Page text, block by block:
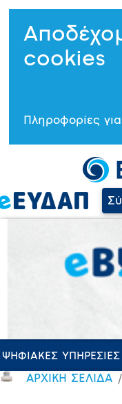
cookies
Πληροφορίες
ΨΗΦΙΑΚΕΣ ΥΠΗΡΕΣΙΕΣ
ΑΡΧΙΚΗ ΣΕΛΙΔΑ